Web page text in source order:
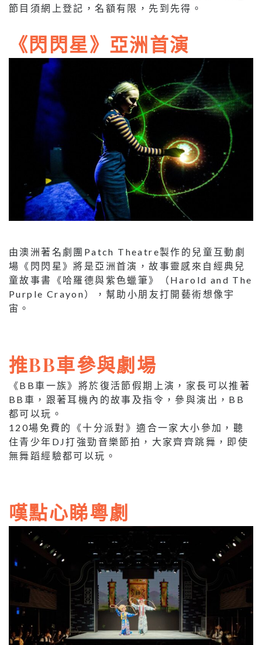
節目須網上登記，名額有限，先到先得。
《閃閃星》亞洲首演
由澳洲著名劇團Patch Theatre製作的兒童互動劇
場《閃閃星》將是亞洲首演，故事靈感來自經典兒
童故事書《哈羅德與紫色蠟筆》（Harold and The
Purple Crayon），幫助小朋友打開藝術想像宇
宙。
推BB車參與劇場
《BB車一族》將於復活節假期上演，家長可以推著
BB車，跟著耳機內的故事及指令，參與演出，BB
都可以玩。
120場免費的《十分派對》適合一家大小參加，聽
住青少年DJ打強勁音樂節拍，大家齊齊跳舞，即使
無舞蹈經驗都可以玩。
嘆點心睇粵劇